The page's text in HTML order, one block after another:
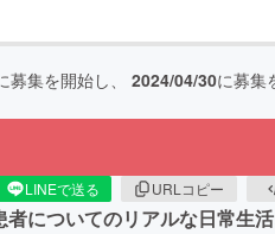
募集を開始し、 2024/04/30に募集
LINEで送る URLコピー
についてのリアルな日常生